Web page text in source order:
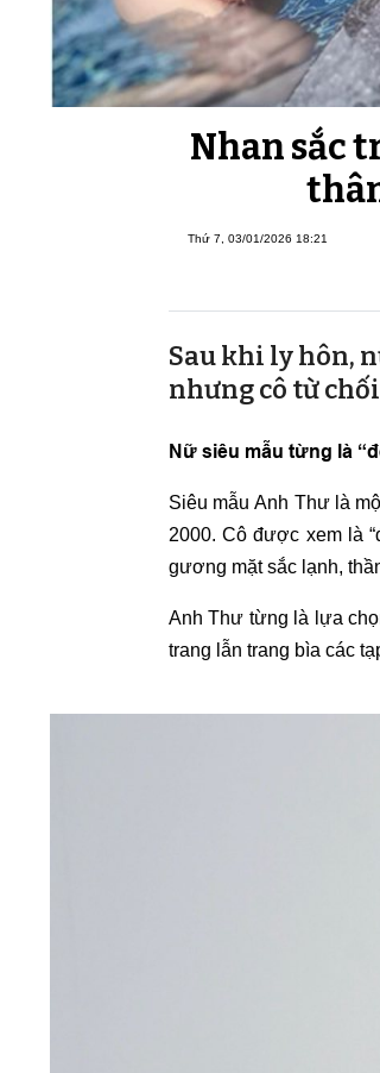
Nhan sắc
Thứ 7, 03/01/2026 18:21
Sau khi ly hôn,
nhưng cô từ
Nữ siêu mẫu từng là
Siêu mẫuAnh Thưlà
2000. Cô được xem là
gương mặt sắc lạnh,
Anh Thư từng là lựa
trang lẫn trang bìa các